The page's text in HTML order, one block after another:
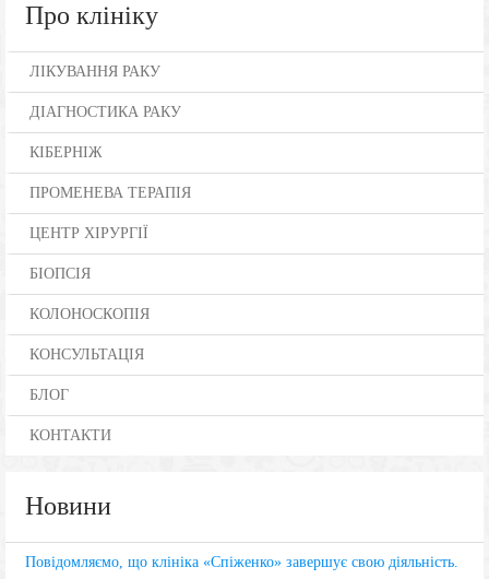
Про клініку
ЛІКУВАННЯ РАКУ
ДІАГНОСТИКА РАКУ
КІБЕРНІЖ
ПРОМЕНЕВА ТЕРАПІЯ
ЦЕНТР ХІРУРГІЇ
БІОПСІЯ
КОЛОНОСКОПІЯ
КОНСУЛЬТАЦІЯ
БЛОГ
КОНТАКТИ
Новини
Повідомляємо, що клініка «Спіженко» завершує свою діяльність.